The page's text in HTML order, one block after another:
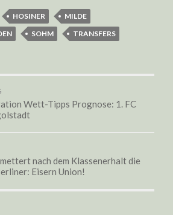
HOSINER
MILDE
SOHM
TRANSFERS
Wett-Tipps Prognose: 1. FC
nach dem Klassenerhalt die
Eisern Union!